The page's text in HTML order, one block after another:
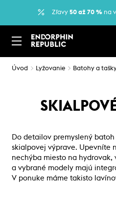
Zľavy 50 až 70 %na
Úvod Lyžovanie Batohy a
Do detailov premyslený
skialpovej výprave. Upevníte
nechýba miesto na
a vybrané modely majú
V ponuke máme takisto